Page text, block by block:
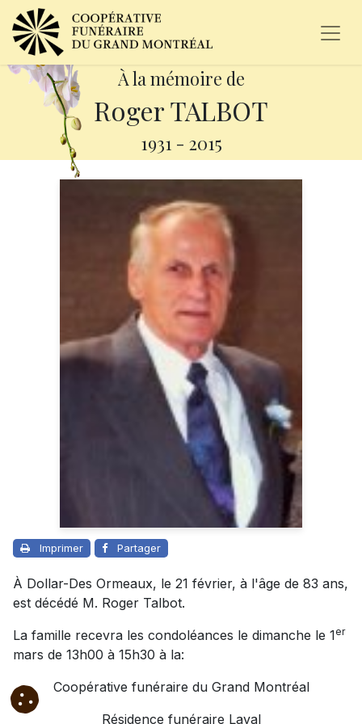
À la mémoire de
Roger TALBOT
1931 - 2015
Imprimer Partager
À Dollar-Des Ormeaux, le 21 février, à l'âge de 83 ans,
est décédé M. Roger Talbot.
La famille recevra les condoléances le dimanche le 1er
mars de 13h00 à 15h30 à la:
Coopérative funéraire du Grand Montréal
Résidence funéraire Laval